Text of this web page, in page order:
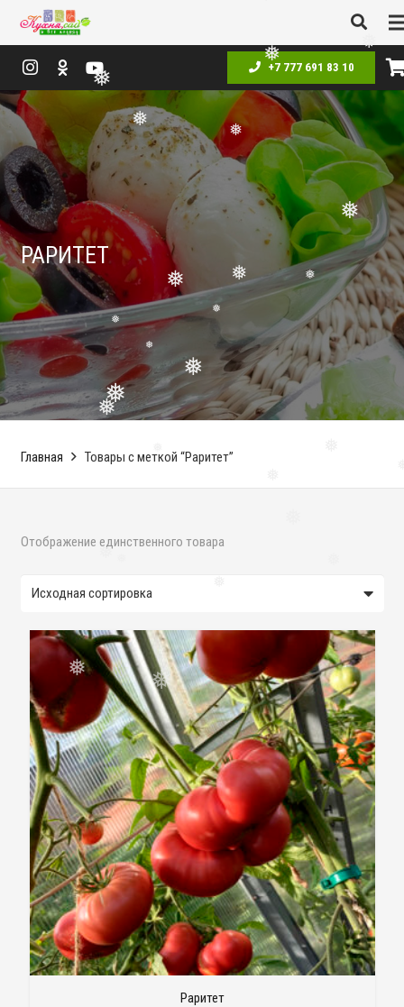
❅
❅
❅
❅
❅
❅
❅
❅
❅
❅
❅
❅
❅
❅
❅
❅
+7 777 691 83 10
РАРИТЕТ
Главная Товары с меткой “Раритет”
Отображение единственного товара
Раритет